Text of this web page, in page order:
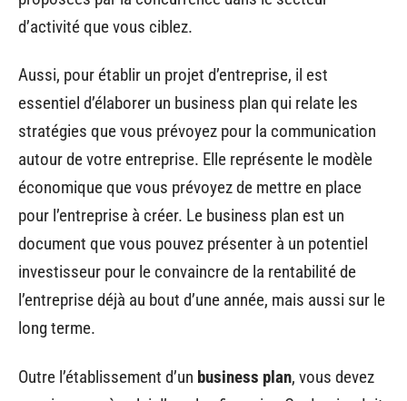
d’activité que vous ciblez.
Aussi, pour établir un projet d’entreprise, il est
essentiel d’élaborer un business plan qui relate les
stratégies que vous prévoyez pour la communication
autour de votre entreprise. Elle représente le modèle
économique que vous prévoyez de mettre en place
pour l’entreprise à créer. Le business plan est un
document que vous pouvez présenter à un potentiel
investisseur pour le convaincre de la rentabilité de
l’entreprise déjà au bout d’une année, mais aussi sur le
long terme.
Outre l’établissement d’un business plan, vous devez